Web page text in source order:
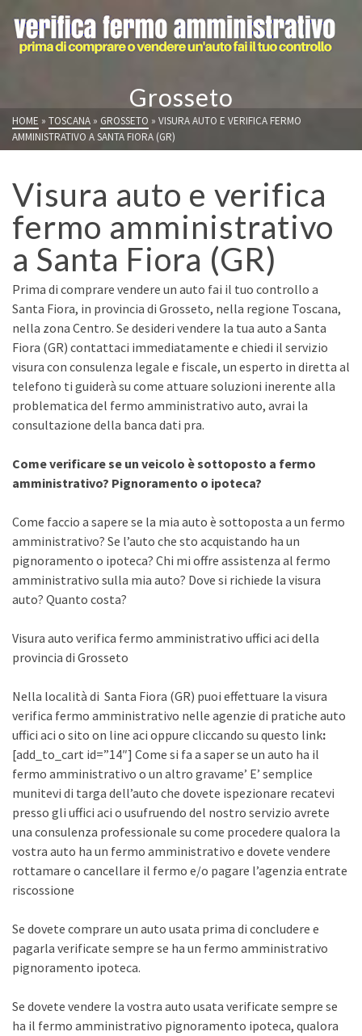
Grosseto
HOME » TOSCANA » GROSSETO » VISURA AUTO E VERIFICA FERMO
AMMINISTRATIVO A SANTA FIORA (GR)
Visura auto e verifica
fermo amministrativo
a Santa Fiora (GR)
Prima di comprare vendere un auto fai il tuo controllo a
Santa Fiora, in provincia di Grosseto, nella regione Toscana,
nella zona Centro. Se desideri vendere la tua auto a Santa
Fiora (GR) contattaci immediatamente e chiedi il servizio
visura con consulenza legale e fiscale, un esperto in diretta al
telefono ti guiderà su come attuare soluzioni inerente alla
problematica del fermo amministrativo auto, avrai la
consultazione della banca dati pra.
Come verificare se un veicolo è sottoposto a fermo
amministrativo? Pignoramento o ipoteca?
Come faccio a sapere se la mia auto è sottoposta a un fermo
amministrativo? Se l’auto che sto acquistando ha un
pignoramento o ipoteca? Chi mi offre assistenza al fermo
amministrativo sulla mia auto? Dove si richiede la visura
auto? Quanto costa?
Visura auto verifica fermo amministrativo uffici aci della
provincia di Grosseto
Nella località di Santa Fiora (GR) puoi effettuare la visura
verifica fermo amministrativo nelle agenzie di pratiche auto
uffici aci o sito on line aci oppure cliccando su questo link:
[add_to_cart id=”14″] Come si fa a saper se un auto ha il
fermo amministrativo o un altro gravame’ E’ semplice
munitevi di targa dell’auto che dovete ispezionare recatevi
presso gli uffici aci o usufruendo del nostro servizio avrete
una consulenza professionale su come procedere qualora la
vostra auto ha un fermo amministrativo e dovete vendere
rottamare o cancellare il fermo e/o pagare l’agenzia entrate
riscossione
Se dovete comprare un auto usata prima di concludere e
pagarla verificate sempre se ha un fermo amministrativo
pignoramento ipoteca.
Se dovete vendere la vostra auto usata verificate sempre se
ha il fermo amministrativo pignoramento ipoteca, qualora